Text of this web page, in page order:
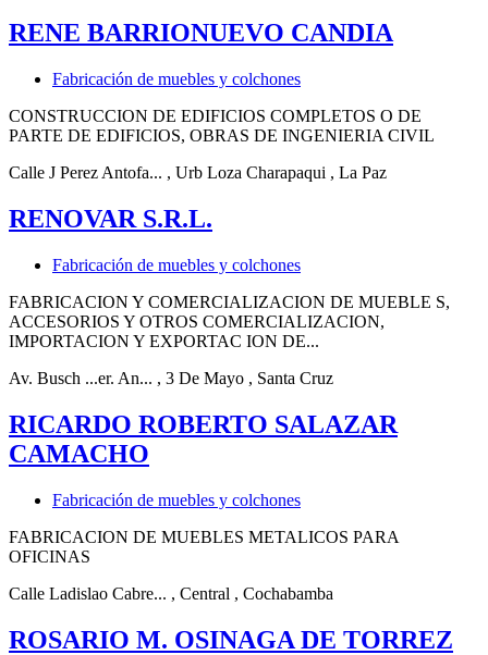
RENE BARRIONUEVO CANDIA
Fabricación de muebles y colchones
CONSTRUCCION DE EDIFICIOS COMPLETOS O DE
PARTE DE EDIFICIOS, OBRAS DE INGENIERIA CIVIL
Calle J Perez Antofa... , Urb Loza Charapaqui , La Paz
RENOVAR S.R.L.
Fabricación de muebles y colchones
FABRICACION Y COMERCIALIZACION DE MUEBLE S,
ACCESORIOS Y OTROS COMERCIALIZACION,
IMPORTACION Y EXPORTAC ION DE...
Av. Busch ...er. An... , 3 De Mayo , Santa Cruz
RICARDO ROBERTO SALAZAR
CAMACHO
Fabricación de muebles y colchones
FABRICACION DE MUEBLES METALICOS PARA
OFICINAS
Calle Ladislao Cabre... , Central , Cochabamba
ROSARIO M. OSINAGA DE TORREZ